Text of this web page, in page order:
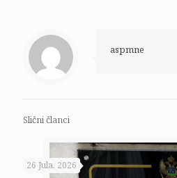
aspmne
Slični članci
26 Jula, 2026